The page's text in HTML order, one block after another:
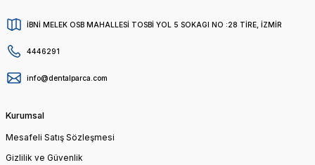
İBNİ MELEK OSB MAHALLESİ TOSBİ YOL 5 SOKAGI NO :28 TİRE, İZMİR
4446291
info@dentalparca.com
Kurumsal
Mesafeli Satış Sözleşmesi
Gizlilik ve Güvenlik